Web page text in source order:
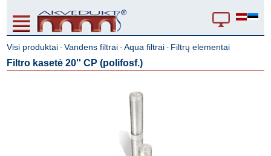
Visi produktai -Vandens filtrai -Aqua filtrai - Filtrų elementai
Filtro kasetė 20'' CP (polifosf.)